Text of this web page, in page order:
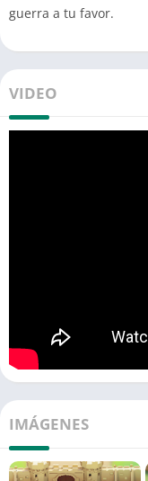
guerra a tu favor.
VIDEO
IMÁGENES